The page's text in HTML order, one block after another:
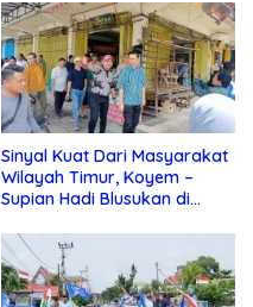
Sinyal Kuat Dari Masyarakat
Wilayah Timur, Koyem –
Supian Hadi Blusukan di